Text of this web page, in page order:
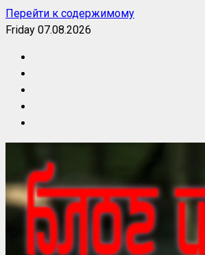
Перейти к содержимому
Friday 07.08.2026